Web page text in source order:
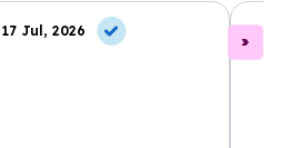
17 Jul, 2026